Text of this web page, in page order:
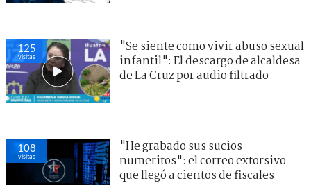
125
visitas
"Se siente como vivir abuso sexual
infantil": El descargo de alcaldesa
de La Cruz por audio filtrado
108
visitas
"He grabado sus sucios
numeritos": el correo extorsivo
que llegó a cientos de fiscales